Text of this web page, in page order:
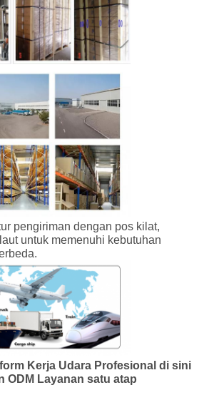
pengiriman dengan pos kilat,
untuk memenuhi kebutuhan
Kerja Udara Profesional di sini
ODM Layanan satu atap